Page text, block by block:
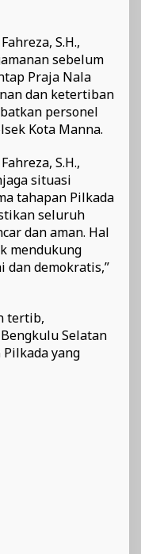
S.H.,
sebelum
Praja Nala
dan ketertiban
personel
Kota Manna.
S.H.,
situasi
tahapan Pilkada
seluruh
dan aman. Hal
mendukung
dan demokratis,”
tertib,
Selatan
yang